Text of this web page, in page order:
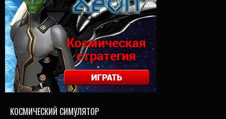
КОСМИЧЕСКИЙ СИМУЛЯТОР